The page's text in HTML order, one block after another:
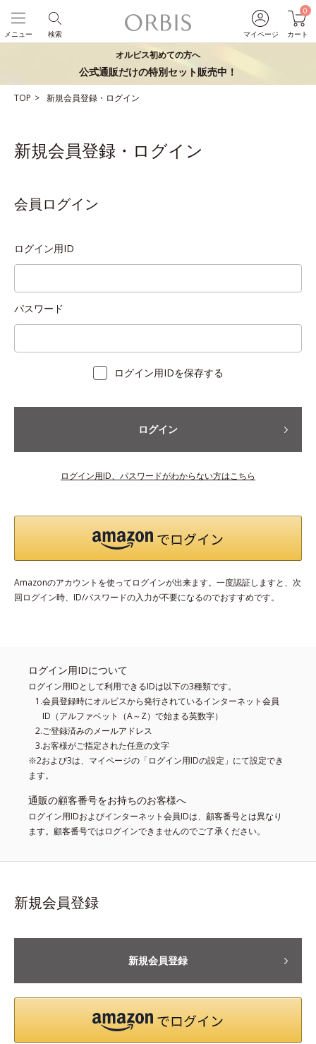
マイページ
0
カート
検索
メニュー
オルビス初めての方へ
公式通販だけの特別セット販売中！
TOP 新規会員登録・ログイン
新規会員登録・ログイン
会員ログイン
ログイン用ID
パスワード
ログイン用IDを保存する
ログイン
ログイン用ID、パスワードがわからない方はこちら
Amazonのアカウントを使ってログインが出来ます。一度認証しますと、次
回ログイン時、ID/パスワードの入力が不要になるのでおすすめです。
ログイン用IDについて
ログイン用IDとして利用できるIDは以下の3種類です。
会員登録時にオルビスから発行されているインターネット会員
ID（アルファベット（A～Z）で始まる英数字）
ご登録済みのメールアドレス
お客様がご指定された任意の文字
※2および3は、マイページの「ログイン用IDの設定」にて設定でき
ます。
通販の顧客番号をお持ちのお客様へ
ログイン用IDおよびインターネット会員IDは、顧客番号とは異なり
ます。顧客番号ではログインできませんのでご了承ください。
新規会員登録
新規会員登録